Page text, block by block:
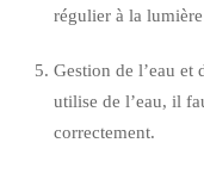
régulier à la lumière
Gestion de l’eau et
utilise de l’eau, il
correctement.